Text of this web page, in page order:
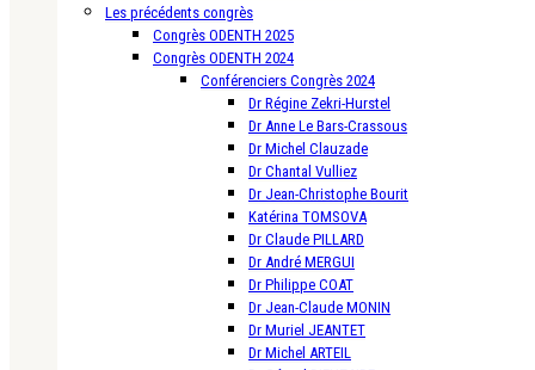
Les précédents congrès
Congrès ODENTH 2025
Congrès ODENTH 2024
Conférenciers Congrès 2024
Dr Régine Zekri-Hurstel
Dr Anne Le Bars-Crassous
Dr Michel Clauzade
Dr Chantal Vulliez
Dr Jean-Christophe Bourit
Katérina TOMSOVA
Dr Claude PILLARD
Dr André MERGUI
Dr Philippe COAT
Dr Jean-Claude MONIN
Dr Muriel JEANTET
Dr Michel ARTEIL